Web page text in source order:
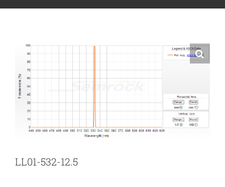
下载中心
新闻和活动
关于量感
联系我们
LL01-532-12.5